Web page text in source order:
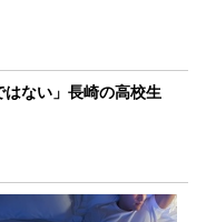
はない」長崎の高校生